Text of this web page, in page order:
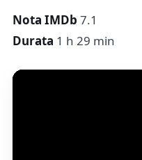
Nota IMDb 7.1
Durata 1 h 29 min